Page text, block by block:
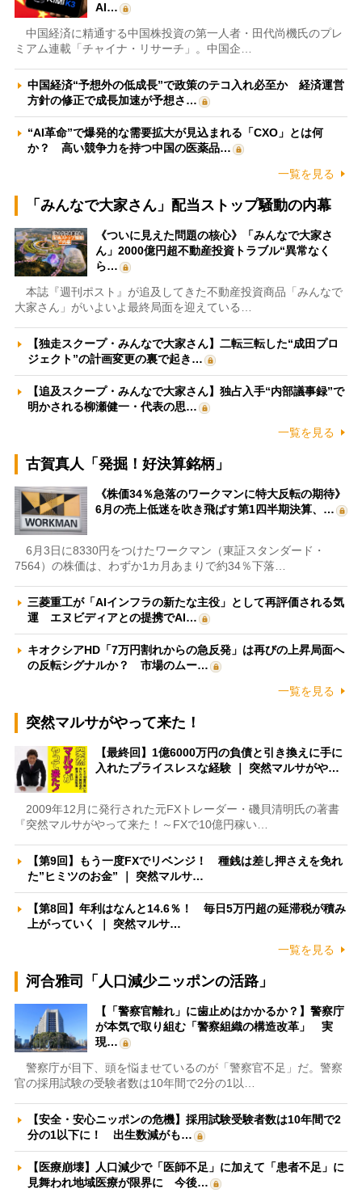
AI…
中国経済に精通する中国株投資の第一人者・田代尚機氏のプレ
ミアム連載「チャイナ・リサーチ」。中国企…
中国経済“予想外の低成長”で政策のテコ入れ必至か 経済運営
方針の修正で成長加速が予想さ…
“AI革命”で爆発的な需要拡大が見込まれる「CXO」とは何
か？ 高い競争力を持つ中国の医薬品…
一覧を見る
「みんなで大家さん」配当ストップ騒動の内幕
《ついに見えた問題の核心》「みんなで大家さ
ん」2000億円超不動産投資トラブル“異常なく
ら…
本誌『週刊ポスト』が追及してきた不動産投資商品「みんなで
大家さん」がいよいよ最終局面を迎えている…
【独走スクープ・みんなで大家さん】二転三転した“成田プロ
ジェクト”の計画変更の裏で起き…
【追及スクープ・みんなで大家さん】独占入手“内部議事録”で
明かされる柳瀬健一・代表の思…
一覧を見る
古賀真人「発掘！好決算銘柄」
《株価34％急落のワークマンに特大反転の期待》
6月の売上低迷を吹き飛ばす第1四半期決算、…
6月3日に8330円をつけたワークマン（東証スタンダード・
7564）の株価は、わずか1カ月あまりで約34％下落…
三菱重工が「AIインフラの新たな主役」として再評価される気
運 エヌビディアとの提携でAI…
キオクシアHD「7万円割れからの急反発」は再びの上昇局面へ
の反転シグナルか？ 市場のムー…
一覧を見る
突然マルサがやって来た！
【最終回】1億6000万円の負債と引き換えに手に
入れたプライスレスな経験 ｜ 突然マルサがや…
2009年12月に発行された元FXトレーダー・磯貝清明氏の著書
『突然マルサがやって来た！～FXで10億円稼い…
【第9回】もう一度FXでリベンジ！ 種銭は差し押さえを免れ
た”ヒミツのお金” ｜ 突然マルサ…
【第8回】年利はなんと14.6％！ 毎日5万円超の延滞税が積み
上がっていく ｜ 突然マルサ…
一覧を見る
河合雅司「人口減少ニッポンの活路」
【「警察官離れ」に歯止めはかかるか？】警察庁
が本気で取り組む「警察組織の構造改革」 実
現…
警察庁が目下、頭を悩ませているのが「警察官不足」だ。警察
官の採用試験の受験者数は10年間で2分の1以…
【安全・安心ニッポンの危機】採用試験受験者数は10年間で2
分の1以下に！ 出生数減がも…
【医療崩壊】人口減少で「医師不足」に加えて「患者不足」に
見舞われ地域医療が限界に 今後…